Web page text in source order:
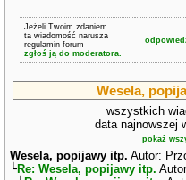
Jeżeli Twoim zdaniem
ta wiadomość narusza
regulamin forum
zgłoś ją do moderatora.
Wesela,
wszystkich
data najnowszej
pokaż
Wesela, popijawy itp. Autor:
└Re: Wesela, popijawy itp.